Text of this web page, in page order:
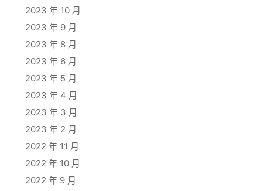
2023 年 10 月
2023 年 9 月
2023 年 8 月
2023 年 6 月
2023 年 5 月
2023 年 4 月
2023 年 3 月
2023 年 2 月
2022 年 11 月
2022 年 10 月
2022 年 9 月